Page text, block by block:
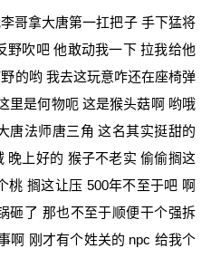
哥拿大唐第一扛把子 手下猛将
野吹吧 他敢动我一下 拉我给他
的哟 我去这玩意咋还在座椅弹
里是何物呃 这是猴头菇啊 哟哦
唐法师唐三角 这名其实挺甜的
晚上好的 猴子不老实 偷偷搁这
桃 搁这让压 500年不至于吧 啊
砸了 那也不至于顺便干个强拆
啊 刚才有个姓关的 npc 给我个